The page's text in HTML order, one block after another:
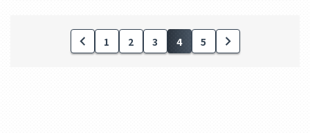
1 2 3 4 5